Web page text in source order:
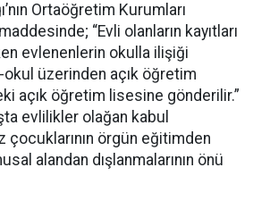
Ortaöğretim Kurumları
“Evli olanların kayıtları
evlenenlerin okulla ilişiği
okul üzerinden açık öğretim
açık öğretim lisesine gönderilir.”
evlilikler olağan kabul
çocuklarının örgün eğitimden
alandan dışlanmalarının önü